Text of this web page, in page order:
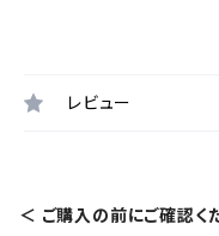
レビュー
＜ ご購入の前にご確認く